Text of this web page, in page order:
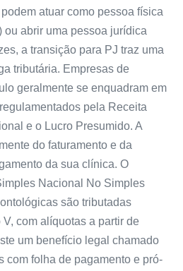
atuar como pessoa física
ou abrir uma pessoa jurídica
a transição para PJ traz uma
tributária. Empresas de
geralmente se enquadram em
pela Receita
e o Lucro Presumido. A
do faturamento e da
da sua clínica. O
Nacional No Simples
são tributadas
com alíquotas a partir de
um benefício legal chamado
com folha de pagamento e pró-